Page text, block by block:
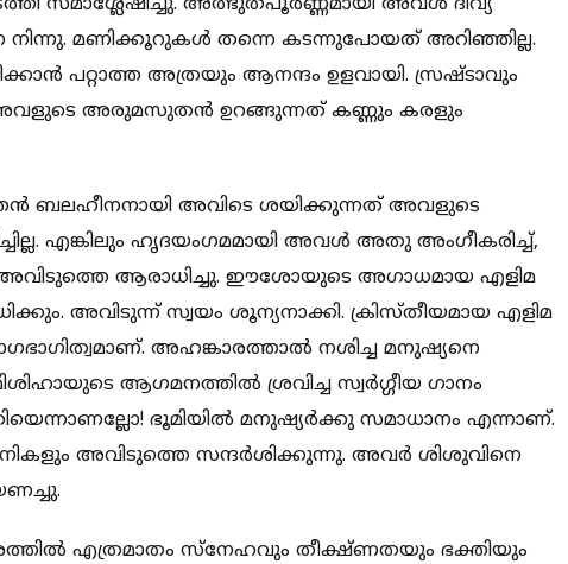
സമാശ്ലേഷിച്ചു. അത്ഭുതപൂര്‍ണ്ണമായി അവള്‍ ദിവ്യ
മണിക്കൂറുകള്‍ തന്നെ കടന്നുപോയത് അറിഞ്ഞില്ല.
പറ്റാത്ത അത്രയും ആനന്ദം ഉളവായി. സ്രഷ്ടാവും
അവളുടെ അരുമസുതന്‍ ഉറങ്ങുന്നത് കണ്ണും കരളും
ബലഹീനനായി അവിടെ ശയിക്കുന്നത് അവളുടെ
എങ്കിലും ഹൃദയംഗമമായി അവള്‍ അതു അംഗീകരിച്ച്,
ആരാധിച്ചു. ഈശോയുടെ അഗാധമായ എളിമ
അവിടുന്ന്‍‍ സ്വയം ശൂന്യനാക്കി. ക്രിസ്തീയമായ എളിമ
അഹങ്കാരത്താല്‍ നശിച്ച മനുഷ്യനെ
ആഗമനത്തില്‍ ശ്രവിച്ച സ്വര്‍ഗ്ഗീയ ഗാനം
ഭൂമിയില്‍ മനുഷ്യര്‍ക്കു സമാധാനം എന്നാണ്.
അവിടുത്തെ സന്ദര്‍ശിക്കുന്നു. അവര്‍ ശിശുവിനെ
എത്രമാതം സ്നേഹവും തീക്ഷ്ണതയും ഭക്തിയും